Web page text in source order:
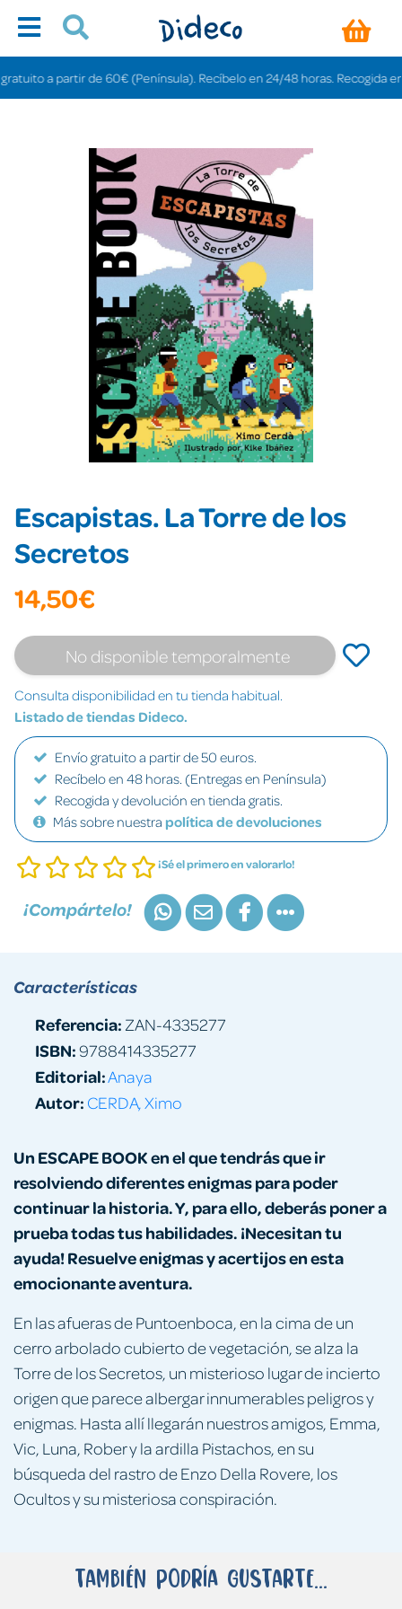
a partir de 60€ (Península). Recíbelo en 24/48 horas. Recogida en
Escapistas. La Torre de los
Secretos
14,50€
No disponible temporalmente
Consulta disponibilidad en tu tienda habitual.
Listado de tiendas Dideco.
Envío gratuito a partir de 50 euros.
Recíbelo en 48 horas. (Entregas en Península)
Recogida y devolución en tienda gratis.
Más sobre nuestra política de devoluciones
¡Sé el primero en valorarlo!
¡Compártelo!
Un ESCAPE BOOK en el que tendrás que ir
resolviendo diferentes enigmas para poder
continuar la historia. Y, para ello, deberás poner a
prueba todas tus habilidades. ¡Necesitan tu
ayuda! Resuelve enigmas y acertijos en esta
emocionante aventura.
En las afueras de Puntoenboca, en la cima de un
cerro arbolado cubierto de vegetación, se alza la
Torre de los Secretos, un misterioso lugar de incierto
origen que parece albergar innumerables peligros y
enigmas. Hasta allí llegarán nuestros amigos, Emma,
Vic, Luna, Rober y la ardilla Pistachos, en su
búsqueda del rastro de Enzo Della Rovere, los
Ocultos y su misteriosa conspiración.
Características
Referencia: ZAN-4335277
ISBN:9788414335277
Editorial:Anaya
Autor: CERDA, Ximo
También podría gustarte...